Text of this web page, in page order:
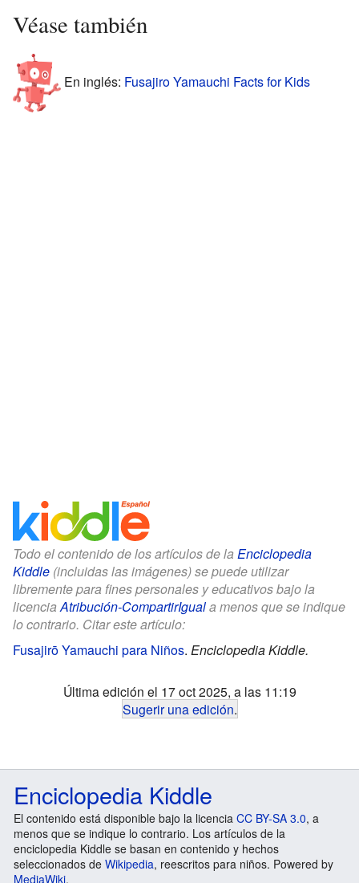
Véase también
En inglés: Fusajiro Yamauchi Facts for Kids
Todo el contenido de los artículos de la Enciclopedia
Kiddle (incluidas las imágenes) se puede utilizar
libremente para fines personales y educativos bajo la
licenciaAtribución-CompartirIguala menos que se indique
lo contrario. Citar este artículo:
Fusajirō Yamauchi para Niños. Enciclopedia Kiddle.
Última edición el 17 oct 2025, a las 11:19
Sugerir una edición.
Enciclopedia Kiddle
El contenido está disponible bajo la licencia CC BY-SA 3.0, a
menos que se indique lo contrario. Los artículos de la
enciclopedia Kiddle se basan en contenido y hechos
seleccionados de Wikipedia, reescritos para niños. Powered by
MediaWiki.